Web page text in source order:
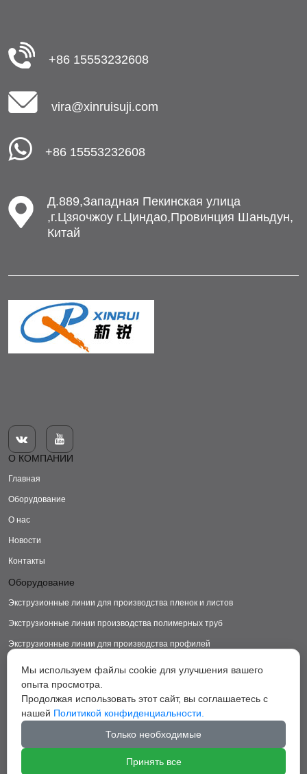
+86 15553232608
vira@xinruisuji.com
+86 15553232608
Д.889,Западная Пекинская улица
,г.Цзяочжоу г.Циндао,Провинция Шаньдун,
Китай


О КОМПАНИИ
Главная
Оборудование
О нас
Новости
Контакты
Оборудование
Экструзионные линии для производства пленок и листов
Экструзионные линии производства полимерных труб
Экструзионные линии для производства профилей
Экструзионные линии для производства пластиковых ковриков
Экструзионные линии для производства грануляторы
Вспомогательное оборудование
Мы используем файлы cookie для улучшения вашего
опыта просмотра.
Продолжая использовать этот сайт, вы соглашаетесь с
нашей Политикой конфиденциальности.
Только необходимые
Принять все